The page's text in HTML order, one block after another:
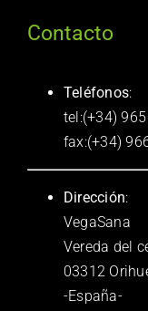
Contacto
Teléfonos:
tel:(+34)
fax:(+34)
Dirección:
VegaSana
Vereda del
03312
-España-